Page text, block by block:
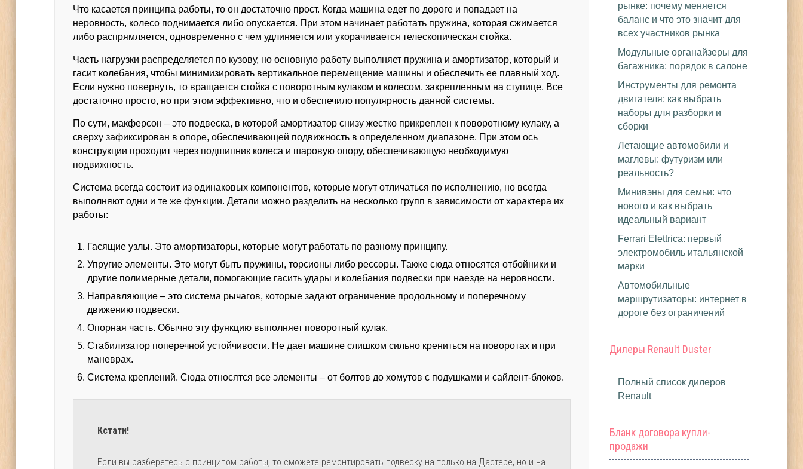
Что касается принципа работы, то он достаточно прост. Когда машина едет по дороге и попадает на
неровность, колесо поднимается либо опускается. При этом начинает работать пружина, которая сжимается
либо распрямляется, одновременно с чем удлиняется или укорачивается телескопическая стойка.
Часть нагрузки распределяется по кузову, но основную работу выполняет пружина и амортизатор, который и
гасит колебания, чтобы минимизировать вертикальное перемещение машины и обеспечить ее плавный ход.
Если нужно повернуть, то вращается стойка с поворотным кулаком и колесом, закрепленным на ступице. Все
достаточно просто, но при этом эффективно, что и обеспечило популярность данной системы.
По сути, макферсон – это подвеска, в которой амортизатор снизу жестко прикреплен к поворотному кулаку, а
сверху зафиксирован в опоре, обеспечивающей подвижность в определенном диапазоне. При этом ось
конструкции проходит через подшипник колеса и шаровую опору, обеспечивающую необходимую
подвижность.
Система всегда состоит из одинаковых компонентов, которые могут отличаться по исполнению, но всегда
выполняют одни и те же функции. Детали можно разделить на несколько групп в зависимости от характера их
работы:
Гасящие узлы. Это амортизаторы, которые могут работать по разному принципу.
Упругие элементы. Это могут быть пружины, торсионы либо рессоры. Также сюда относятся отбойники и
другие полимерные детали, помогающие гасить удары и колебания подвески при наезде на неровности.
Направляющие – это система рычагов, которые задают ограничение продольному и поперечному
движению подвески.
Опорная часть. Обычно эту функцию выполняет поворотный кулак.
Стабилизатор поперечной устойчивости. Не дает машине слишком сильно крениться на поворотах и при
маневрах.
Система креплений. Сюда относятся все элементы – от болтов до хомутов с подушками и сайлент-блоков.
Кстати!
Если вы разберетесь с принципом работы, то сможете ремонтировать подвеску на только на Дастере, но и на
рынке: почему меняется
баланс и что это значит для
всех участников рынка
Модульные органайзеры для
багажника: порядок в салоне
Инструменты для ремонта
двигателя: как выбрать
наборы для разборки и
сборки
Летающие автомобили и
маглевы: футуризм или
реальность?
Минивэны для семьи: что
нового и как выбрать
идеальный вариант
Ferrari Elettrica: первый
электромобиль итальянской
марки
Автомобильные
маршрутизаторы: интернет в
дороге без ограничений
Дилеры Renault Duster
Полный список дилеров
Renault
Бланк договора купли-
продажи